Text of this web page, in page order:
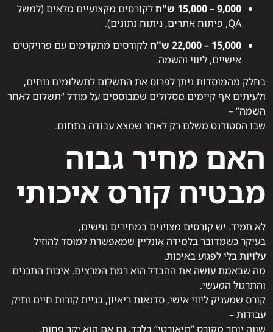
9,000 – 15,000 ש"ח
לקורסים מקצועיים מלאים (למשל
QA, פיתוח אתרים, ניתוח נתונים).
15,000 – 22,000 ש"ח
לקורסים מתקדמים עם פרויקטים
אישיים, ליווי והשמה.
בחלק מהמוסדות ניתן לפרוס את התשלום לתשלומים נוחים,
ולעיתים אף קיימים מסלולים שמבוססים על מודל “תשלום לאחר
השמה” –
שבו הסטודנט משלם רק לאחר שמצא עבודה בתחום.
האם מחיר גבוה
מבטיח קורס איכותי
לא תמיד. יש קורסים מצוינים במחירים נגישים,
בעיקר כשמדובר בלמידה אונליין שמאפשרת למוסד להוזיל
עלויות בלי לפגוע באיכות.
מה שבאמת עושה את ההבדל הוא רמת המרצים, איכות התכנים
והתרגול המעשי.
קורס שמעניק ליווי אישי, סדנאות ריאיון, בניית קורות חיים ותיק
עבודות –
שווה יותר מקורס “תיאורטי” בלבד, גם אם הוא יקר פחות.